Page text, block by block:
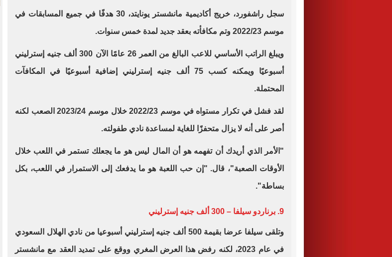
سجل راشفورد، خريج أكاديمية مانشستر يونايتد، 30 هدفًا في جميع المسابقات في
موسم 2022/23 وتم مكافأته بعقد جديد لمدة خمس سنوات.
ويبلغ الراتب الأساسي للاعب البالغ من العمر 26 عامًا الآن 300 ألف جنيه إسترليني
أسبوعيًا ويمكنه كسب 75 ألف جنيه إسترليني إضافية أسبوعيًا في المكافآت
المحتملة.
لقد فشل في تكرار مستواه في موسم 2022/23 خلال موسم 2023/24 الصعب لكنه
أصر على أنه لا يزال متحفزًا للغاية لمساعدة نادي طفولته.
"الأمر الذي أريدك أن تفهمه هو أن المال ليس هو ما يجعلك تستمر في اللعب خلال
الأوقات الصعبة"، قال. "إن حب اللعبة هو ما يدفعك إلى الاستمرار في اللعب، بكل
بساطة".
9. برناردو سيلفا – 300 ألف جنيه إسترليني
وتلقى سيلفا عرضا بقيمة 500 ألف جنيه إسترليني أسبوعيا من نادي الهلال السعودي
في عام 2023، لكنه رفض هذا العرض المغري ووقع على تمديد العقد مع مانشستر